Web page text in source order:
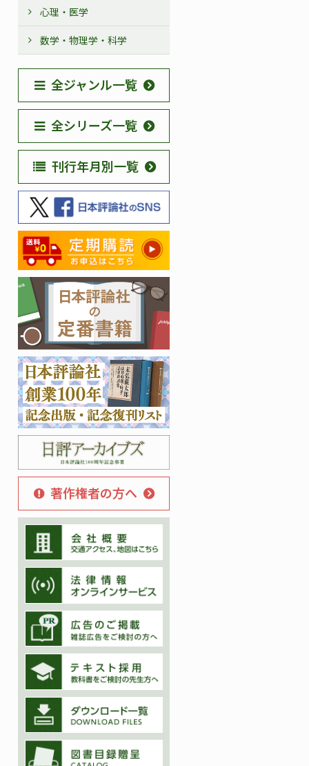
心理・医学
数学・物理学・科学
全ジャンル一覧
全シリーズ一覧
刊行年月別一覧
著作権者の方へ